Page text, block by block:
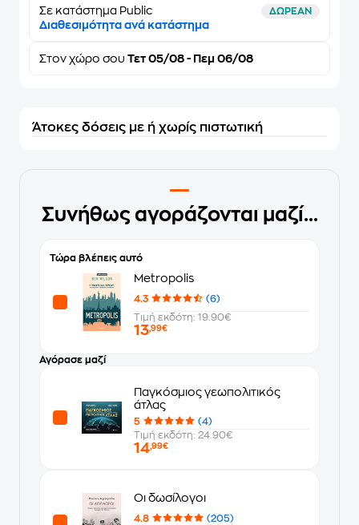
Σε κατάστημα Public ΔΩΡΕΑΝ
Διαθεσιμότητα ανά κατάστημα
Στον χώρο σου Τετ 05/08 - Πεμ 06/08
Άτοκες δόσεις με ή χωρίς πιστωτική
Συνήθως αγοράζονται μαζί...
Τώρα βλέπεις αυτό
Metropolis
4.3
(6)
Τιμή εκδότη: 19.90€
13,99€
Αγόρασε μαζί
Παγκόσμιος γεωπολιτικός
άτλας
5
(4)
Τιμή εκδότη: 24.90€
14,99€
Οι δωσίλογοι
4.8
(205)